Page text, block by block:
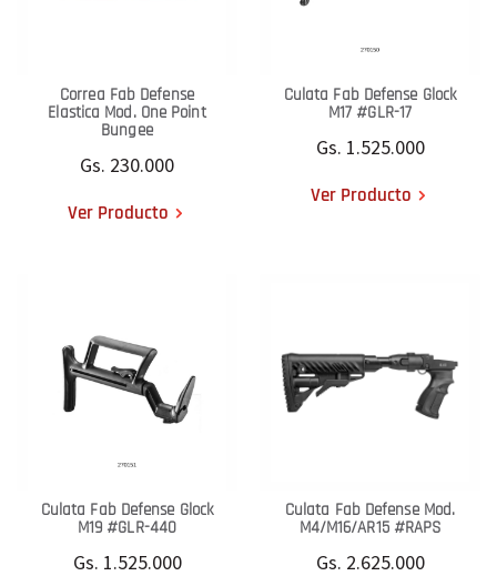
Correa Fab Defense
Elastica Mod. One Point
Bungee
Gs. 230.000
Ver Producto
Culata Fab Defense Glock
M17 #GLR-17
Gs. 1.525.000
Ver Producto
Culata Fab Defense Glock
M19 #GLR-440
Gs. 1.525.000
Culata Fab Defense Mod.
M4/M16/AR15 #RAPS
Gs. 2.625.000